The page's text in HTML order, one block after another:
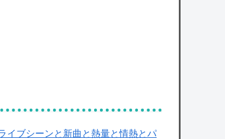
イブシーンと新曲と熱量と情熱とパ